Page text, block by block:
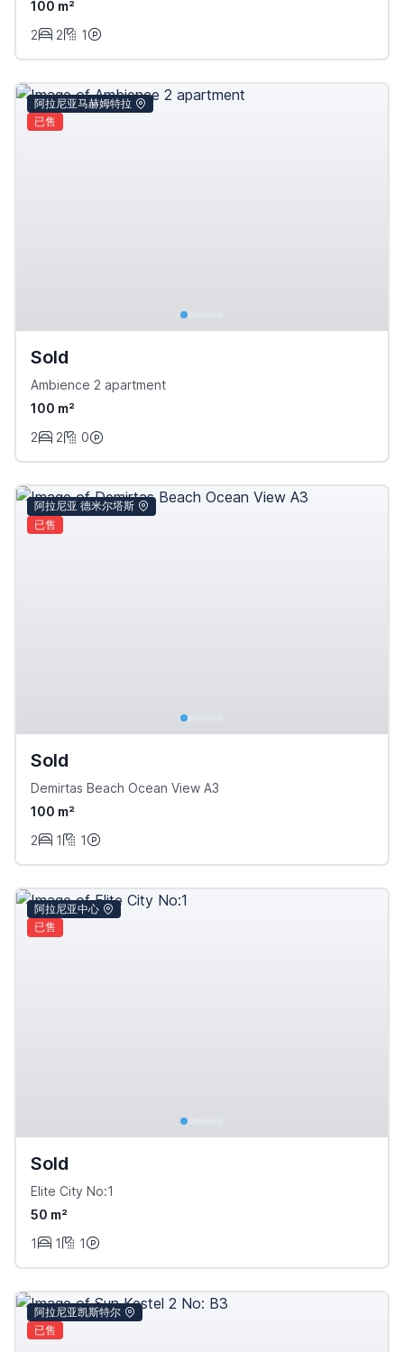
100 m²
2
2 1
阿拉尼亚马赫姆特拉
已售
Sold
Ambience 2 apartment
100 m²
2
2 0
阿拉尼亚 德米尔塔斯
已售
Sold
Demirtas Beach Ocean View A3
100 m²
2
1 1
阿拉尼亚中心
已售
Sold
Elite City No:1
50 m²
1
1 1
阿拉尼亚凯斯特尔
已售